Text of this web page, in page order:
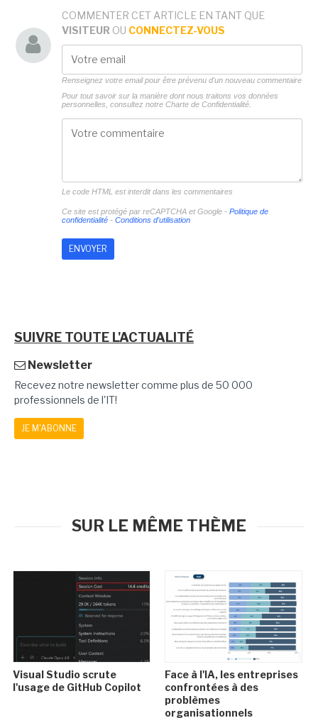
COMMENTER CET ARTICLE EN TANT QUE
VISITEUR OU CONNECTEZ-VOUS
Renseignez votre email pour être prévenu d'un nouveau commentaire
Pour tout savoir sur la manière dont nous traitons vos données
personnelles, consultez notre Charte de Confidentialité.
Le code HTML est interdit dans les commentaires
Ce site est protégé par reCAPTCHA et Google - Politique de
confidentialité- Conditions d'utilisation
SUIVRE TOUTE L'ACTUALITÉ
Newsletter
Recevez notre newsletter comme plus de 50 000
professionnels de l'IT!
JE M'ABONNE
SUR LE MÊME THÈME
Visual Studio scrute
l'usage de GitHub Copilot
Face à l'IA, les entreprises
confrontées à des
problèmes
organisationnels